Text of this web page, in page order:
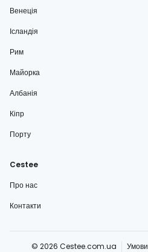
Венеція
Ісландія
Рим
Майорка
Албанія
Кіпр
Порту
Cestee
Про нас
Контакти
© 2026 Cestee.com.ua Умови